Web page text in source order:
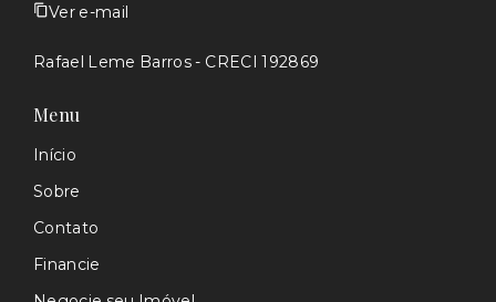
Ver e-mail
Rafael Leme Barros - CRECI 192869
Menu
Início
Sobre
Contato
Financie